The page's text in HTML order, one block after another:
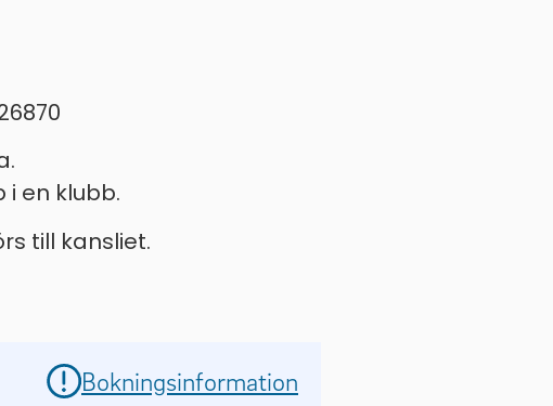
en klubb.
till kansliet.
Bokningsinformation